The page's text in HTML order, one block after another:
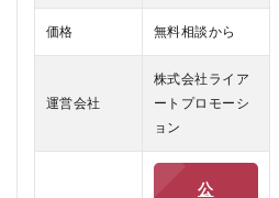
サービ
1.0.3
価格 無料相談から
運営会社
株式会社ライア
ートプロモーシ
ョン
公